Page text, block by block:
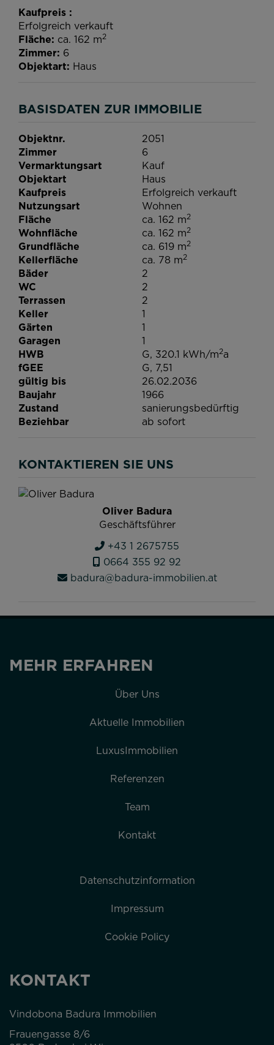
Kaufpreis
Erfolgreich verkauft
Fläche ca. 162 m2
Zimmer 6
Objektart Haus
BASISDATEN ZUR IMMOBILIE
Objektnr.
2051
Zimmer
6
Vermarktungsart
Kauf
Objektart
Haus
Kaufpreis
Erfolgreich verkauft
Nutzungsart
Wohnen
Fläche
ca. 162 m2
Wohnfläche ca. 162 m2
Grundfläche ca. 619 m2
Kellerfläche ca. 78 m2
Bäder
2
WC
2
Terrassen
2
Keller
1
Gärten
1
Garagen
1
HWB
G, 320.1 kWh/m2a
fGEE
G, 7,51
gültig bis
26.02.2036
Baujahr
1966
Zustand
sanierungsbedürftig
Beziehbar
ab sofort
KONTAKTIEREN SIE UNS
Oliver Badura
Geschäftsführer
+43 1 2675755
0664 355 92 92
badura@badura-immobilien.at
MEHR ERFAHREN
Über Uns
Aktuelle Immobilien
LuxusImmobilien
Referenzen
Team
Kontakt
Datenschutzinformation
Impressum
Cookie Policy
KONTAKT
Vindobona Badura Immobilien
Frauengasse 8/6